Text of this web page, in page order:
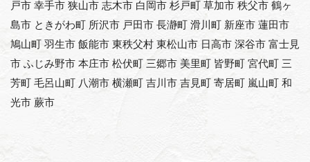
戸市 幸手市 狭山市 志木市 白岡市 杉戸町 草加市 秩父市 鶴ヶ
島市 ときがわ町 所沢市 戸田市 長瀞町 滑川町 新座市 蓮田市
鳩山町 羽生市 飯能市 東秩父村 東松山市 日高市 深谷市 富士見
市 ふじみ野市 本庄市 松伏町 三郷市 美里町 皆野町 宮代町 三
芳町 毛呂山町 八潮市 横瀬町 吉川市 吉見町 寄居町 嵐山町 和
光市 蕨市